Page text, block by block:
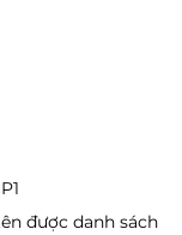
được danh sách